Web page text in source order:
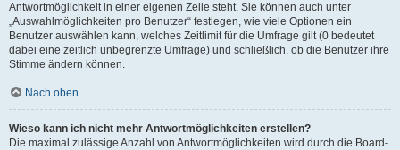
Antwortmöglichkeit in einer eigenen Zeile steht. Sie können auch unter
„Auswahlmöglichkeiten pro Benutzer“ festlegen, wie viele Optionen ein
Benutzer auswählen kann, welches Zeitlimit für die Umfrage gilt (0 bedeutet
dabei eine zeitlich unbegrenzte Umfrage) und schließlich, ob die Benutzer ihre
Stimme ändern können.
Nach oben
Wieso kann ich nicht mehr Antwortmöglichkeiten erstellen?
Die maximal zulässige Anzahl von Antwortmöglichkeiten wird durch die Board-